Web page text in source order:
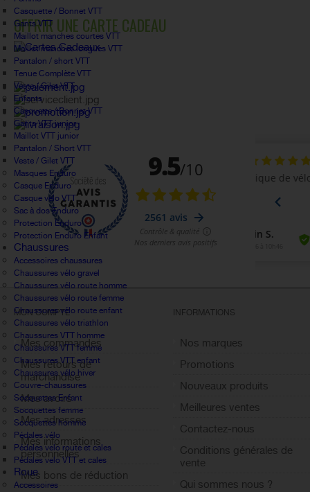
Casquette / Bonnet VTT
Gants VTT
Maillot manches courtes VTT
Maillot manches longues VTT
Pantalon / short VTT
Tenue Complète VTT
Veste / Gilet VTT
Enfants
Casquette / Bonnet VTT
Gants VTT junior
Maillot VTT junior
Pantalon / Short VTT
Veste / Gilet VTT
Masques Enduro
Casque Enduro
Casque vélo VTT
Sac à dos Enduro
Protection Enduro
Protection Enduro Enfant
Chaussures
Accessoires chaussures
Chaussures vélo gravel
Chaussures vélo route homme
Chaussures vélo route femme
Chaussures vélo route enfant
Chaussures vélo triathlon
Chaussures VTT homme
Chaussures VTT femme
Chaussures VTT enfant
Chaussures vélo hiver
Couvre-chaussures
Socquettes Enfant
Socquettes femme
Socquettes homme
Pédales vélo
Pédales velo route et cales
Pédales velo VTT et cales
Roue
Accessoires
OFFRIR UNE CARTE CADEAU
MON COMPTE
Mes commandes
Mes retours de
marchandise
Mes avoirs
Mes adresses
Mes informations
personnelles
Mes bons de réduction
INFORMATIONS
Nos marques
Promotions
Nouveaux produits
Meilleures ventes
Contactez-nous
Conditions générales de
vente
Qui sommes nous ?